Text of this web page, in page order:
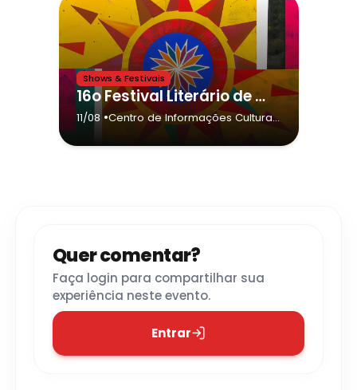
Shows & Festivais
16o Festival Literário de Votuporanga - Fliv 2026,Ouvi por aí - Cia Nuvem & Feijão
11/08 •Centro de Informações Culturais
e Turísticas "Marão Abdo
Alfagali"- Votuporanga
Quer comentar?
Faça login para compartilhar sua
experiência neste evento.
Entrar